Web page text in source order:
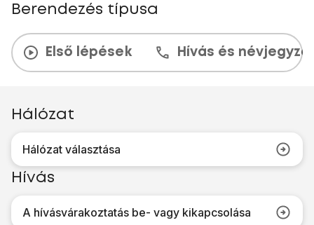
Berendezés típusa
Első lépések Hívás és
Hálózat
Hálózat választása
Hívás
A hívásvárakoztatás be- vagy kikapcsolása